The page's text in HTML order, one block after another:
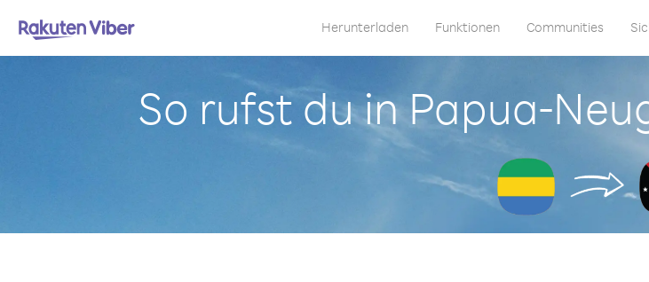
Herunterladen Funktionen Communities
So rufst du in Papua-